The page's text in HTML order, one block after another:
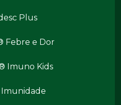
Plus
Febre e Dor
Imuno Kids
Imunidade